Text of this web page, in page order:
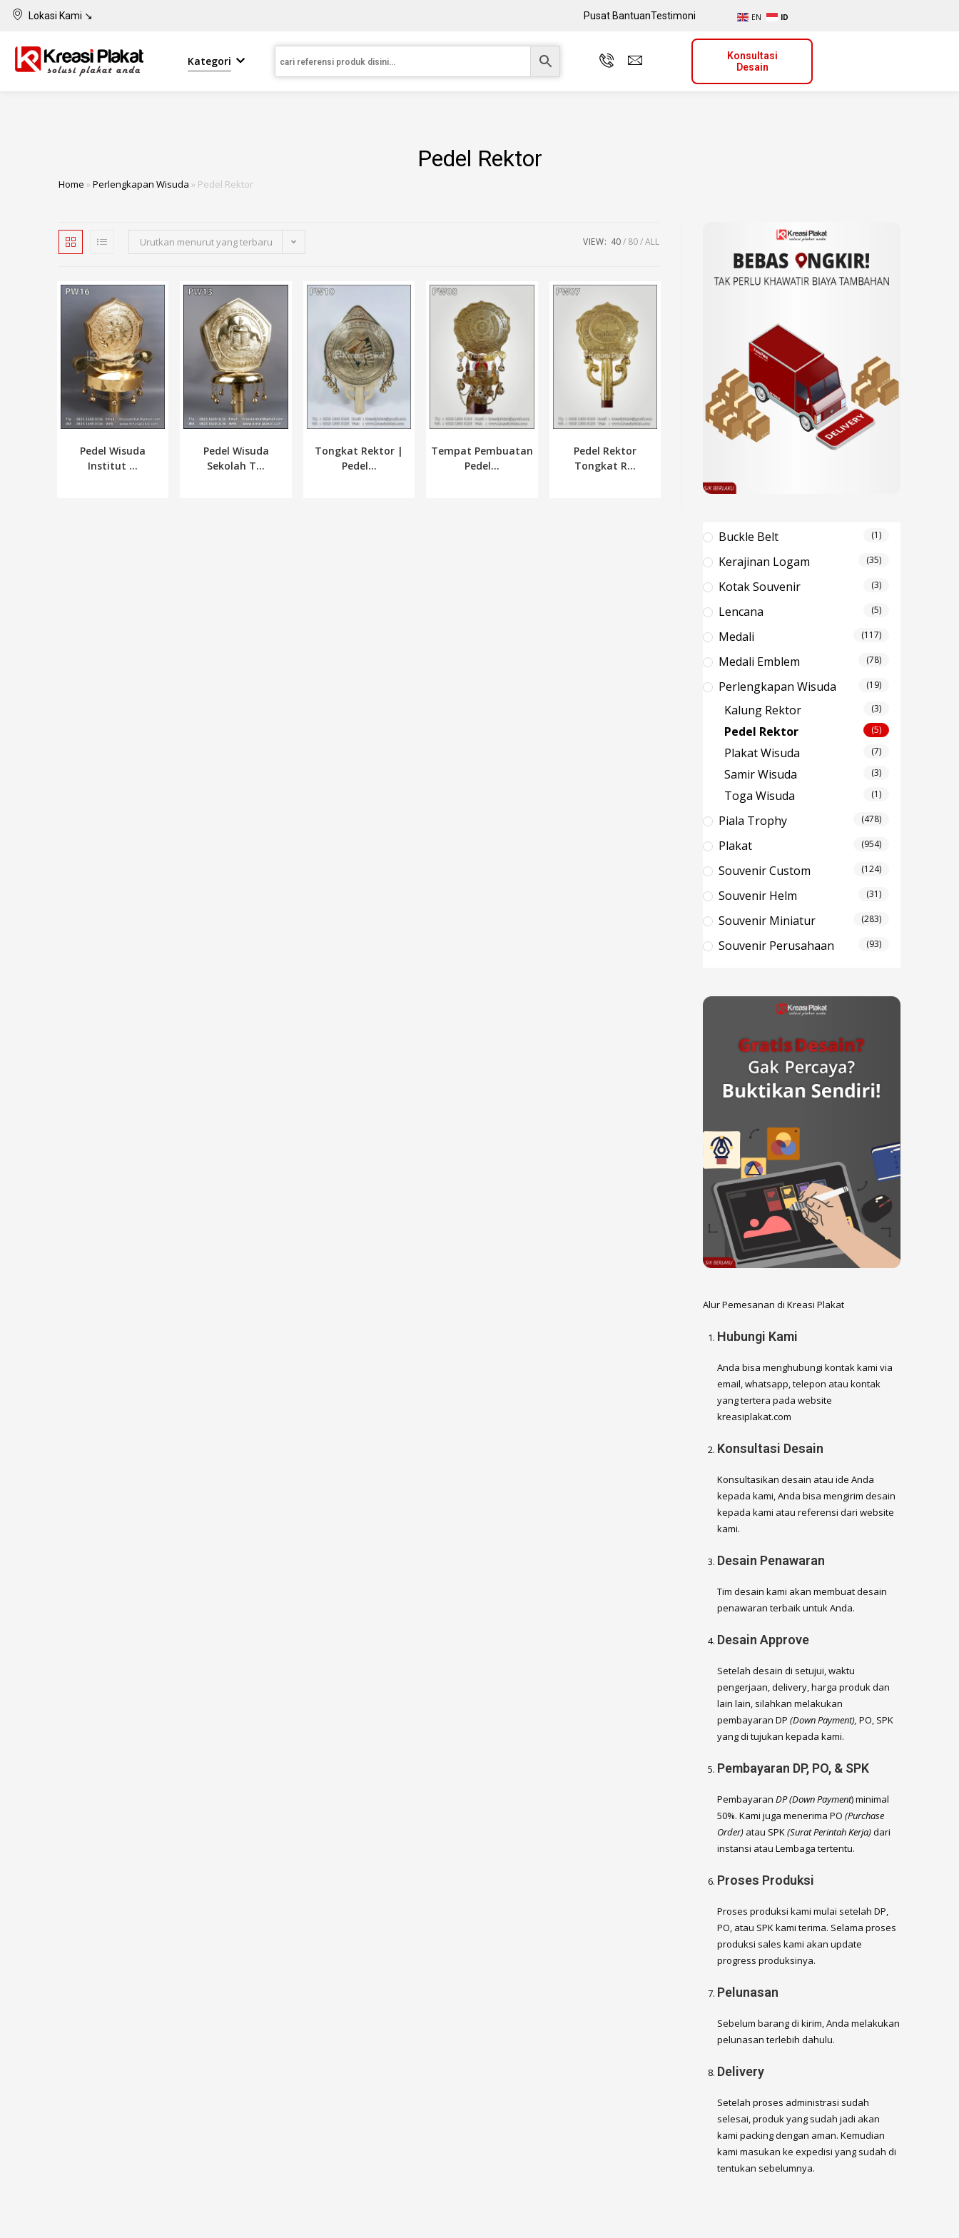
Lokasi Kami ↘ Pusat BantuanTestimoni EN ID
Kategori
Konsultasi
Desain
Pedel Rektor
Home » Perlengkapan Wisuda » Pedel Rektor
Urutkan menurut yang terbaru VIEW: 40 80 ALL
Pedel Wisuda
Institut ...
Pedel Wisuda
Sekolah T...
Tongkat Rektor |
Pedel...
Tempat Pembuatan
Pedel...
Pedel Rektor
Tongkat R...
Buckle Belt (1)
Kerajinan Logam (35)
Kotak Souvenir (3)
Lencana (5)
Medali (117)
Medali Emblem (78)
Perlengkapan Wisuda (19)
Kalung Rektor (3)
Pedel Rektor (5)
Plakat Wisuda (7)
Samir Wisuda (3)
Toga Wisuda (1)
Piala Trophy (478)
Plakat (954)
Souvenir Custom (124)
Souvenir Helm (31)
Souvenir Miniatur (283)
Souvenir Perusahaan (93)
Alur Pemesanan di Kreasi Plakat
Hubungi Kami
Anda bisa menghubungi kontak kami via
email, whatsapp, telepon atau kontak
yang tertera pada website
kreasiplakat.com
Konsultasi Desain
Konsultasikan desain atau ide Anda
kepada kami, Anda bisa mengirim desain
kepada kami atau referensi dari website
kami.
Desain Penawaran
Tim desain kami akan membuat desain
penawaran terbaik untuk Anda.
Desain Approve
Setelah desain di setujui, waktu
pengerjaan, delivery, harga produk dan
lain lain, silahkan melakukan
pembayaran DP(Down Payment), PO, SPK
yang di tujukan kepada kami.
Pembayaran DP, PO, & SPK
PembayaranDP (Down Payment) minimal
50%. Kami juga menerima PO(Purchase
Order) atau SPK(Surat Perintah Kerja)dari
instansi atau Lembaga tertentu.
Proses Produksi
Proses produksi kami mulai setelah DP,
PO, atau SPK kami terima. Selama proses
produksi sales kami akan update
progress produksinya.
Pelunasan
Sebelum barang di kirim, Anda melakukan
pelunasan terlebih dahulu.
Delivery
Setelah proses administrasi sudah
selesai, produk yang sudah jadi akan
kami packing dengan aman. Kemudian
kami masukan ke expedisi yang sudah di
tentukan sebelumnya.